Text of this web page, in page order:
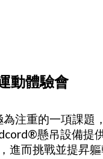
動體驗會
注重的一項課
懸吊設備提
而挑戰並提昇